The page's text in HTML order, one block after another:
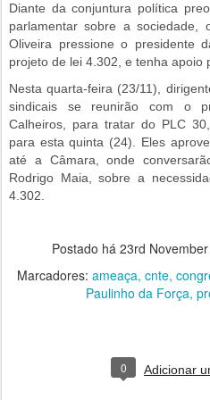
Diante da conjuntura política
parlamentar sobre a
Oliveira pressione o presidente
projeto de lei 4.302, e tenha apoio
Nesta quarta-feira (23/11),
sindicais se reunirão com o
Calheiros, para tratar do PLC
para esta quinta (24). Eles
até a Câmara, onde
Rodrigo Maia, sobre a
4.302.
Postado há 23rd
Marcadores: ameaça cnte
Paulinho da Força
0 Adicionar